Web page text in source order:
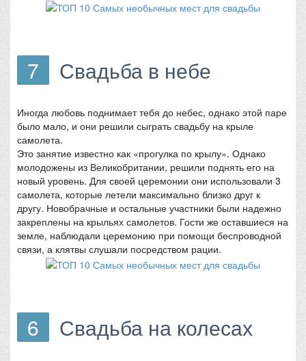
7 Свадьба в небе
Иногда любовь поднимает тебя до небес, однако этой паре
было мало, и они решили сыграть свадьбу на крыле
самолета.
Это занятие известно как «прогулка по крылу». Однако
молодожены из Великобритании, решили поднять его на
новый уровень. Для своей церемонии они использовали 3
самолета, которые летели максимально близко друг к
другу. Новобрачные и остальные участники были надежно
закреплены на крыльях самолетов. Гости же оставшиеся на
земле, наблюдали церемонию при помощи беспроводной
связи, а клятвы слушали посредством рации.
6 Свадьба на колесах